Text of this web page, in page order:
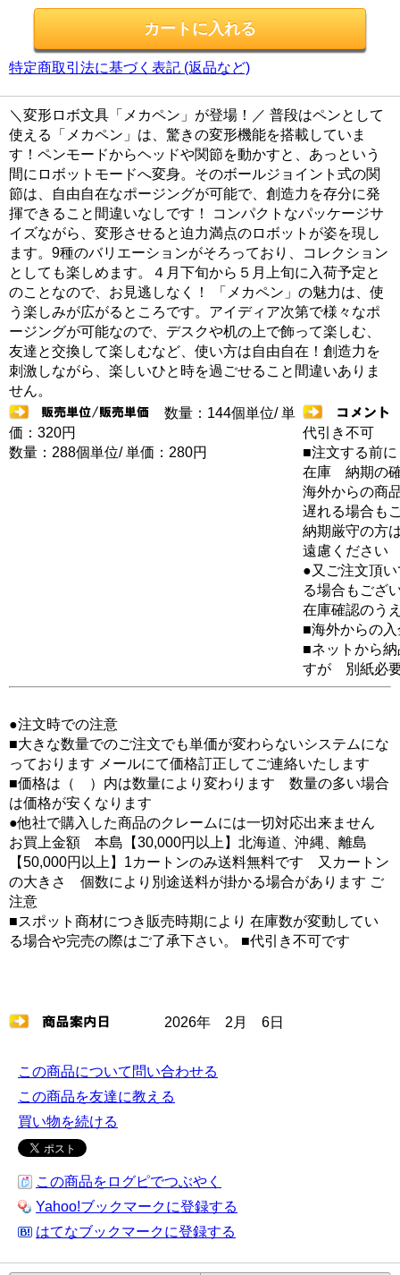
特定商取引法に基づく表記 (返品など)
＼変形ロボ文具「メカペン」が登場！／ 普段はペンとして
使える「メカペン」は、驚きの変形機能を搭載していま
す！ペンモードからヘッドや関節を動かすと、あっという
間にロボットモードへ変身。そのボールジョイント式の関
節は、自由自在なポージングが可能で、創造力を存分に発
揮できること間違いなしです！ コンパクトなパッケージサ
イズながら、変形させると迫力満点のロボットが姿を現し
ます。9種のバリエーションがそろっており、コレクション
としても楽しめます。４月下旬から５月上旬に入荷予定と
のことなので、お見逃しなく！ 「メカペン」の魅力は、使
う楽しみが広がるところです。アイディア次第で様々なポ
ージングが可能なので、デスクや机の上で飾って楽しむ、
友達と交換して楽しむなど、使い方は自由自在！創造力を
刺激しながら、楽しいひと時を過ごせること間違いありま
せん。
数量：144個単位/ 単
価：320円
数量：288個単位/ 単価：280円
代引き不可
■注文する前に
在庫 納期の
海外からの商
遅れる場合も
納期厳守の方
遠慮ください
●又ご注文頂
る場合もござ
在庫確認のう
■海外からの
■ネットから
すが 別紙必
●注文時での注意
■大きな数量でのご注文でも単価が変わらないシステムにな
っております メールにて価格訂正してご連絡いたします
■価格は（ ）内は数量により変わります 数量の多い場合
は価格が安くなります
●他社で購入した商品のクレームには一切対応出来ません
お買上金額 本島【30,000円以上】北海道、沖縄、離島
【50,000円以上】1カートンのみ送料無料です 又カートン
の大きさ 個数により別途送料が掛かる場合があります ご
注意
■スポット商材につき販売時期により 在庫数が変動してい
る場合や完売の際はご了承下さい。 ■代引き不可です
2026年 2月 6日
この商品について問い合わせる
この商品を友達に教える
買い物を続ける
この商品をログピでつぶやく
Yahoo!ブックマークに登録する
はてなブックマークに登録する